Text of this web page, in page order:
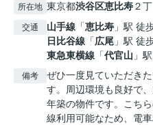
所在地 東京都渋谷区恵比寿２
交通 山手線 「恵比寿 」駅 徒
日比谷線 「広尾 」駅 徒
東急東横線 「代官山 」
備考
ぜひ一度見ていただき
す。周辺環境も良好で
年築の物件です。こち
線利用可能なため、電